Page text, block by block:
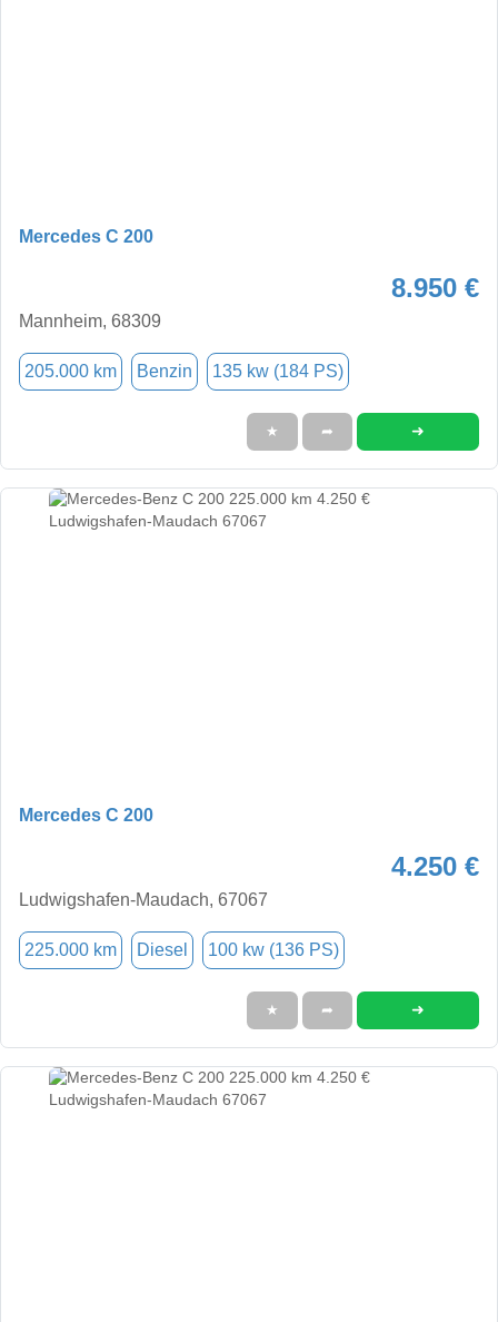
Mercedes C 200
8.950 €
Mannheim, 68309
205.000 km Benzin 135 kw (184 PS)
★ ➦ ➜
Mercedes C 200
4.250 €
Ludwigshafen-Maudach, 67067
225.000 km Diesel 100 kw (136 PS)
★ ➦ ➜